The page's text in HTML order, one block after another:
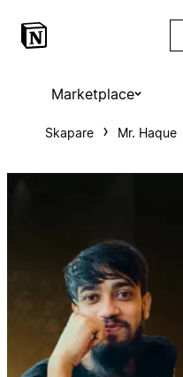
Marketplace
Skapare Mr. Haque